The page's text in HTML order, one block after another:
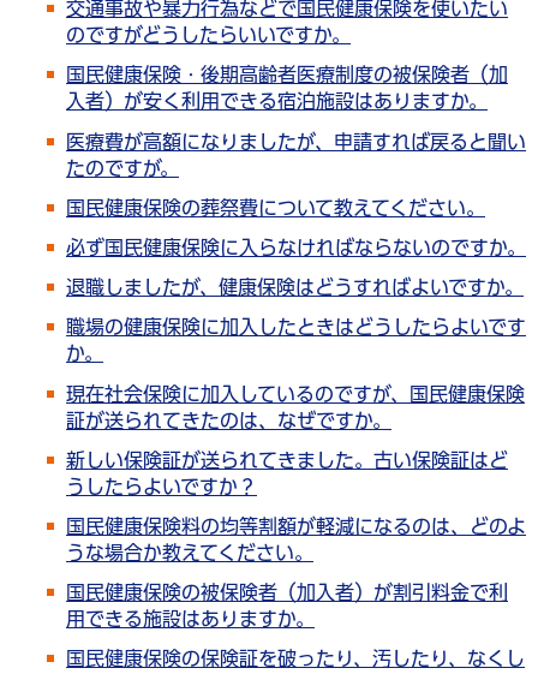
交通事故や暴力行為などで国民健康保険を使いたい
のですがどうしたらいいですか。
国民健康保険・後期高齢者医療制度の被保険者（加
入者）が安く利用できる宿泊施設はありますか。
医療費が高額になりましたが、申請すれば戻ると聞い
たのですが。
国民健康保険の葬祭費について教えてください。
必ず国民健康保険に入らなければならないのですか。
退職しましたが、健康保険はどうすればよいですか。
職場の健康保険に加入したときはどうしたらよいです
か。
現在社会保険に加入しているのですが、国民健康保険
証が送られてきたのは、なぜですか。
新しい保険証が送られてきました。古い保険証はど
うしたらよいですか？
国民健康保険料の均等割額が軽減になるのは、どのよ
うな場合か教えてください。
国民健康保険の被保険者（加入者）が割引料金で利
用できる施設はありますか。
国民健康保険の保険証を破ったり、汚したり、なくし